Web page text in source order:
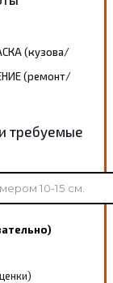
(кузова/
(ремонт/
требуемые